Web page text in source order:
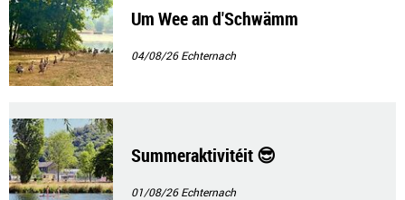
Um Wee an d'Schwämm
04/08/26Echternach
Summeraktivitéit 😎
01/08/26Echternach